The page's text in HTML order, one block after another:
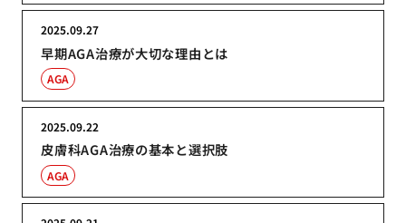
早期AGA治療が大切な理由とは
2025.09.27
AGA
皮膚科AGA治療の基本と選択肢
2025.09.22
AGA